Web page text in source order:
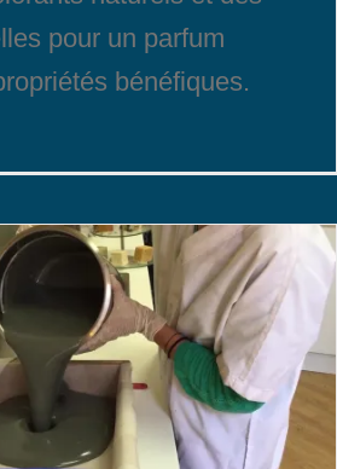
pour un parfum
bénéfiques.